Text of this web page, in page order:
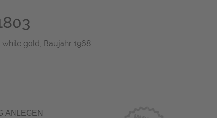
white gold, Baujahr 1968
ANLEGEN